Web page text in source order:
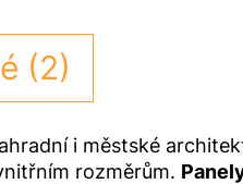
(2)
i městské
rozměrům.